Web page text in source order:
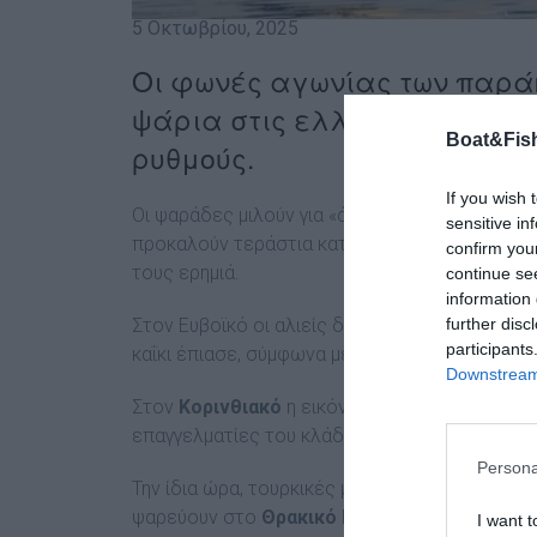
If you wish
sensitive
confirm
continue
information
further
I want
5 Οκτωβρίου, 2025
Οι φωνές αγωνίας των
ψάρια στις ελληνικές
ρυθμούς.
Οι ψαράδες μιλούν για «άδεια δίχτυα» και
προκαλούν τεράστια καταστροφή στο
τους ερημιά.
Στον Ευβοϊκό οι αλιείς δυσκολεύονται
καΐκι έπιασε, σύμφωνα με τους ίδιους, μόλις
Στον Κορινθιακό η εικόνα είναι ακόμη πιο
επαγγελματίες του κλάδου ως η χειρότερη
Την ίδια ώρα, τουρκικές μηχανότρατες,
ψαρεύουν στο Θρακικό Πέλαγος
,